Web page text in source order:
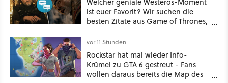
ist euer Favorit? Wir suchen die
besten Zitate aus Game of Thrones,
the Seven Kingdoms
vor 11 Stunden
Rockstar hat mal wieder Info-
Krümel zu GTA 6 gestreut - Fans
wollen daraus bereits die Map des